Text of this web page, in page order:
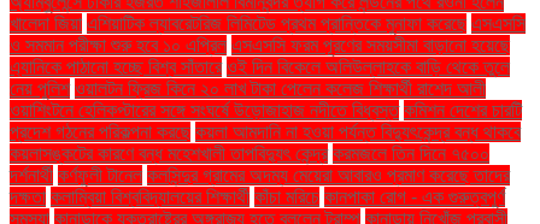
খালেদা জিয়া এশিয়াটিক ল্যাবরেটরিজ লিমিটেড প্রথম প্রান্তিকে মুনাফা করেছে এসএসসি
ও সমমান পরীক্ষা শুরু হবে ১০ এপ্রিল এসএসসি ফরম পূরণের সময়সীমা বাড়ানো হয়েছে
এ্যানিকে পাঠানো হচ্ছে বিশ্ব সাঁতারে ওই দিন বিকেলে অলিউল্লাহকে বাড়ি থেকে তুলে
নেয় পুলিশ ওয়ালটন ফ্রিজ কিনে ২০ লাখ টাকা পেলেন কলেজ শিক্ষার্থী রাশেদ আলী
ওয়াশিংটনে হেলিকপ্টারের সঙ্গে সংঘর্ষে উড়োজাহাজ নদীতে বিধ্বস্ত কমিশন দেশের চারটি
প্রদেশ গঠনের পরিকল্পনা করছে কয়লা আমদানি না হওয়া পর্যন্ত বিদ্যুৎকেন্দ্র বন্ধ থাকবে
কয়লাসঙ্কটের কারণে বন্ধ মহেশখালী তাপবিদ্যুৎ কেন্দ্র করমজলে তিন দিনে ৭৫০০
দর্শনার্থী কর্ণফুলী টানেল কলসিন্দুর গ্রামের অদম্য মেয়েরা আবারও প্রমাণ করেছে তাদের
দক্ষতা কলাম্বিয়া বিশ্ববিদ্যালয়ের শিক্ষার্থী কাঁচা মরিচে কানপাকা রোগ - এক গুরুত্বপুর্ণ
সমস্যা কানাডাকে যুক্তরাষ্ট্রের অঙ্গরাজ্য হতে বললেন ট্রাম্প কানাডায় নিখোঁজ প্রবাসী